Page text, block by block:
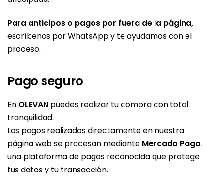
Para anticipos o pagos por fuera de la página,
escríbenos por WhatsApp y te ayudamos con el
proceso.
Pago seguro
En OLEVAN puedes realizar tu compra con total
tranquilidad.
Los pagos realizados directamente en nuestra
página web se procesan mediante Mercado Pago,
una plataforma de pagos reconocida que protege
tus datos y tu transacción.